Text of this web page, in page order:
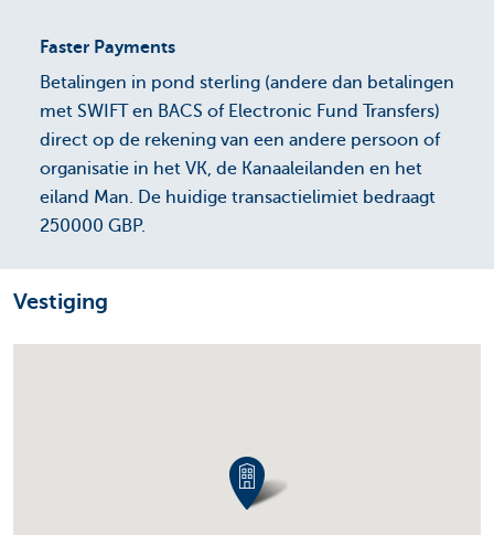
Faster Payments
Betalingen in pond sterling (andere dan betalingen
met SWIFT en BACS of Electronic Fund Transfers)
direct op de rekening van een andere persoon of
organisatie in het VK, de Kanaaleilanden en het
eiland Man. De huidige transactielimiet bedraagt
250000 GBP.
Vestiging